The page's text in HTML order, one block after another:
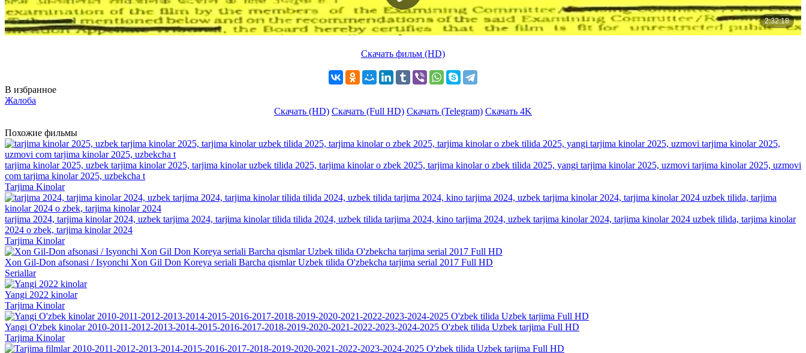
Скачать фильм (HD)
В избранное
Жалоба
Скачать (HD) Скачать (Full HD) Скачать (Telegram) Скачать 4K
Похожие фильмы
tarjima kinolar 2025, uzbek tarjima kinolar 2025, tarjima kinolar uzbek tilida 2025, tarjima kinolar o zbek 2025, tarjima kinolar o zbek tilida 2025, yangi tarjima kinolar 2025, uzmovi tarjima kinolar 2025, uzmovi
com tarjima kinolar 2025, uzbekcha t
Tarjima Kinolar
tarjima 2024, tarjima kinolar 2024, uzbek tarjima 2024, tarjima kinolar tilida tilida 2024, uzbek tilida tarjima 2024, kino tarjima 2024, uzbek tarjima kinolar 2024, tarjima kinolar 2024 uzbek tilida, tarjima kinolar
2024 o zbek, tarjima kinolar 2024
Tarjima Kinolar
Xon Gil-Don afsonasi / Isyonchi Xon Gil Don Koreya seriali Barcha qismlar Uzbek tilida O'zbekcha tarjima serial 2017 Full HD
Seriallar
Yangi 2022 kinolar
Tarjima Kinolar
Yangi O'zbek kinolar 2010-2011-2012-2013-2014-2015-2016-2017-2018-2019-2020-2021-2022-2023-2024-2025 O'zbek tilida Uzbek tarjima Full HD
Tarjima Kinolar